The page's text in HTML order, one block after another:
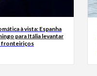
à vista: Espanha
para Itália levantar
fronteiriços